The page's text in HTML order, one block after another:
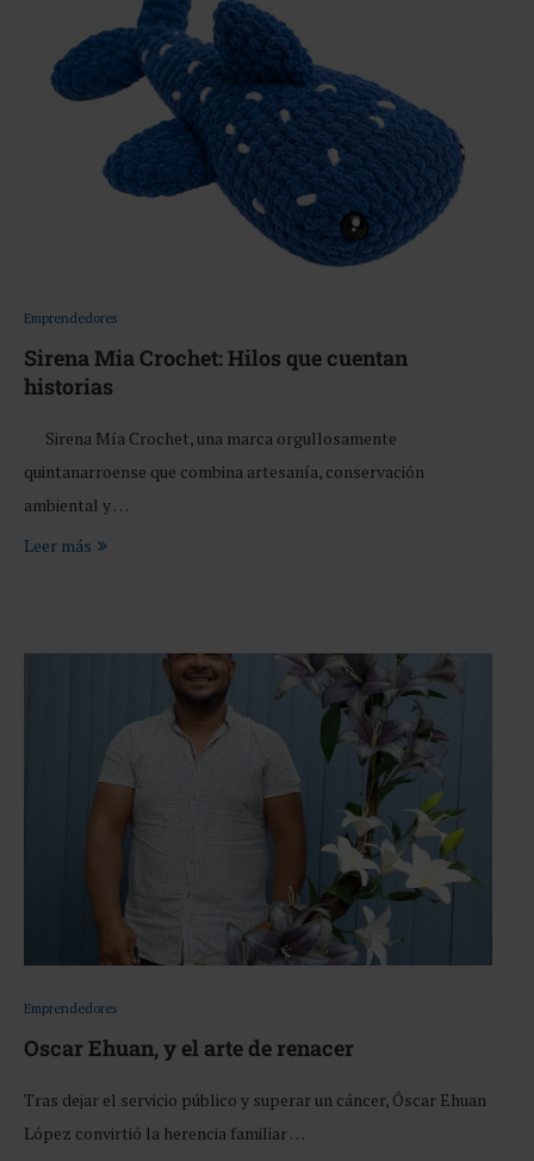
Emprendedores
Sirena Mia Crochet: Hilos que cuentan
historias
Sirena Mía Crochet, una marca orgullosamente
quintanarroense que combina artesanía, conservación
ambiental y …
Leer más
Emprendedores
Oscar Ehuan, y el arte de renacer
Tras dejar el servicio público y superar un cáncer, Óscar Ehuan
López convirtió la herencia familiar …